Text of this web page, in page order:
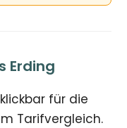
Erding
für die
Tarifvergleich.